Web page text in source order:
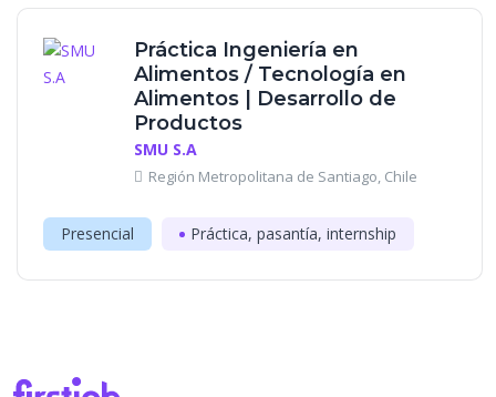
Práctica Ingeniería en
Alimentos / Tecnología en
Alimentos | Desarrollo de
Productos
SMU S.A
Región Metropolitana de Santiago, Chile
Presencial Práctica, pasantía, internship